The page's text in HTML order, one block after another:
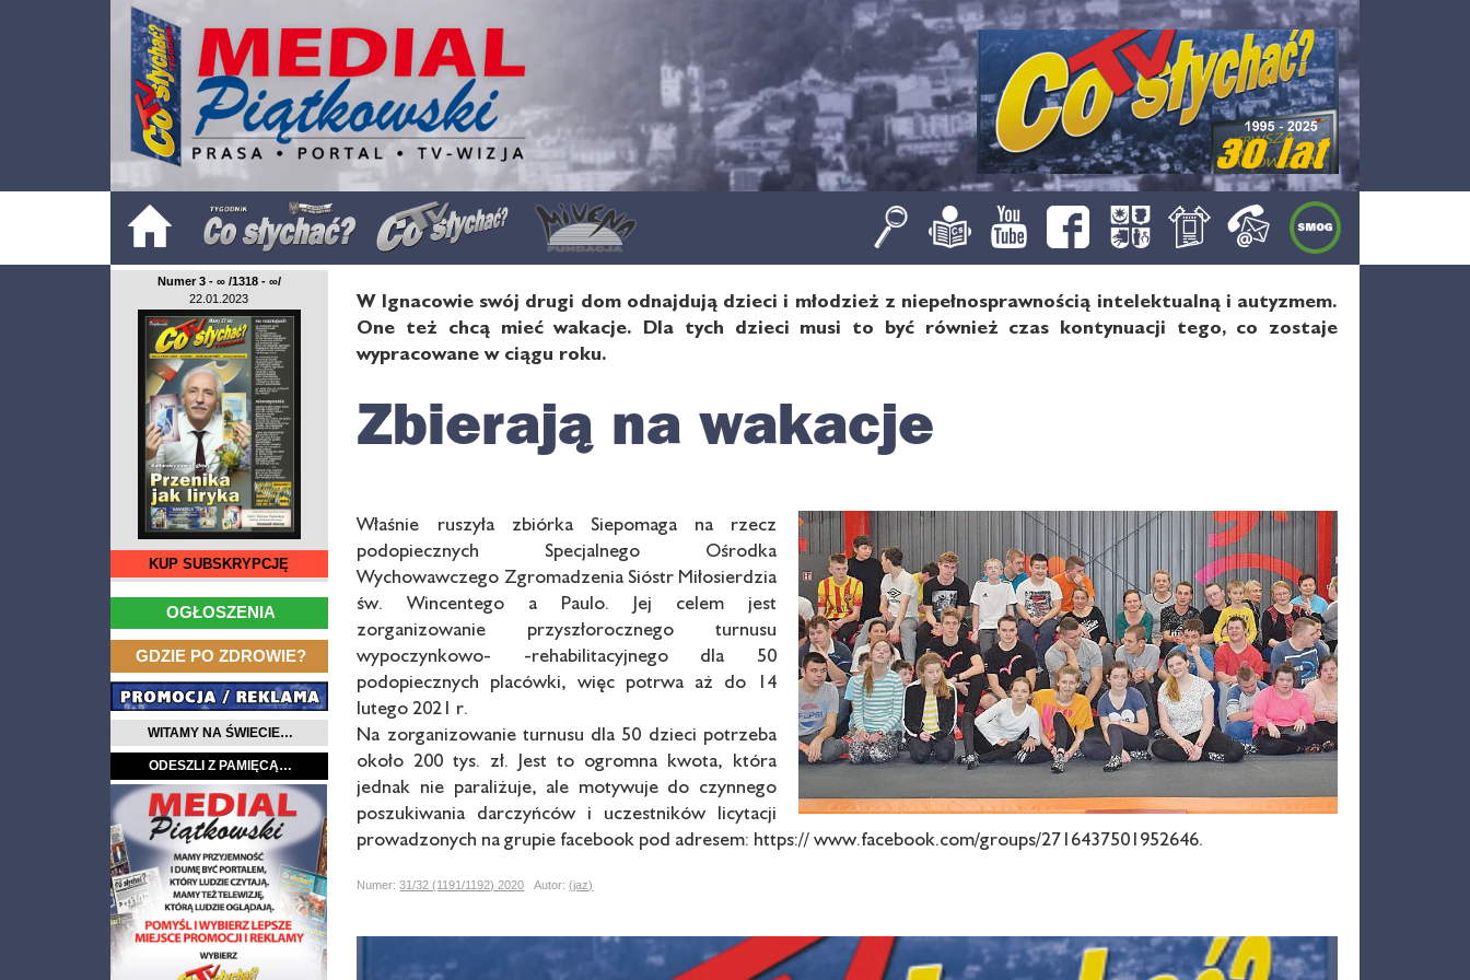
Numer 3 - ∞ /1318 - ∞/
22.01.2023
KUP SUBSKRYPCJĘ
OGŁOSZENIA
GDZIE PO ZDROWIE?
WITAMY NA ŚWIECIE…
ODESZLI Z PAMIĘCĄ…
W Ignacowie swój drugi dom odnajdują dzieci i młodzież z niepełnosprawnością intelektualną i autyzmem.
One też chcą mieć wakacje. Dla tych dzieci musi to być również czas kontynuacji tego, co zostaje
wypracowane w ciągu roku.
Zbierają na wakacje
Właśnie ruszyła zbiórka Siepomaga na rzecz
podopiecznych Specjalnego Ośrodka
Wychowawczego Zgromadzenia Sióstr Miłosierdzia
św. Wincentego a Paulo. Jej celem jest
zorganizowanie przyszłorocznego turnusu
wypoczynkowo- -rehabilitacyjnego dla 50
podopiecznych placówki, więc potrwa aż do 14
lutego 2021 r.
Na zorganizowanie turnusu dla 50 dzieci potrzeba
około 200 tys. zł. Jest to ogromna kwota, która
jednak nie paraliżuje, ale motywuje do czynnego
poszukiwania darczyńców i uczestników licytacji
prowadzonych na grupie facebook pod adresem: https:// www.facebook.com/groups/2716437501952646.
Numer:31/32 (1191/1192) 2020 Autor:(jaz)